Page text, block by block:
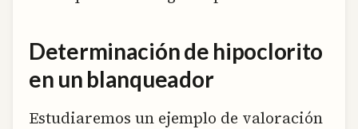
Determinación de hipoclorito
en un blanqueador
Estudiaremos un ejemplo de valoración